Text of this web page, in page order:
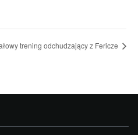
trening odchudzający z Fericze